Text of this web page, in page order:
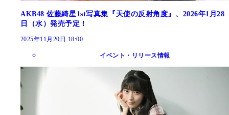
AKB48 佐藤綺星1st写真集『天使の反射角度』、2026年1月28
日（水）発売予定！
2025年11月20日 18:00
イベント・リリース情報